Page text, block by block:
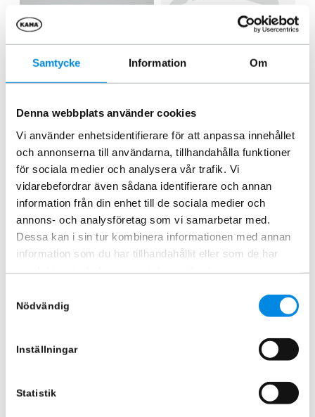
Samtycke Information Om
Denna webbplats använder cookies
Vi använder enhetsidentifierare för att anpassa innehållet
och annonserna till användarna, tillhandahålla funktioner
för sociala medier och analysera vår trafik. Vi
vidarebefordrar även sådana identifierare och annan
information från din enhet till de sociala medier och
annons- och analysföretag som vi samarbetar med.
Dessa kan i sin tur kombinera informationen med annan
information som du har tillhandahållit eller som de har
Nödvändig
Inställningar
Statistik
Kama Blixtljusramp Mini
ARTNR:KAMA600
2 495kr
Inkl. moms
VikLight Thor 30W LED
Blixt/arbets/backlampa
ARTNR:
935kr
850kr
Lägg i varukorg